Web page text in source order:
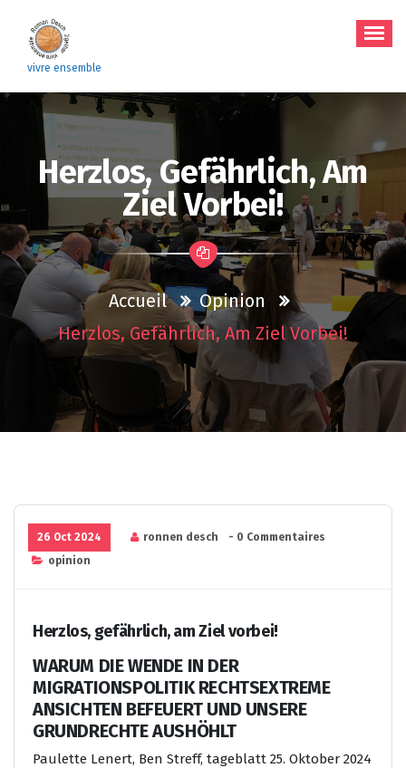
contenu
vivre ensemble
Herzlos, Gefährlich, Am
Ziel Vorbei!
Accueil
Opinion
Herzlos, Gefährlich, Am Ziel Vorbei!
26 Oct 2024 ronnen desch
- 0 Commentaires
opinion
Herzlos, gefährlich, am Ziel vorbei!
WARUM DIE WENDE IN DER
MIGRATIONSPOLITIK RECHTSEXTREME
ANSICHTEN BEFEUERT UND UNSERE
GRUNDRECHTE AUSHÖHLT
Paulette Lenert, Ben Streff, tageblatt 25. Oktober 2024